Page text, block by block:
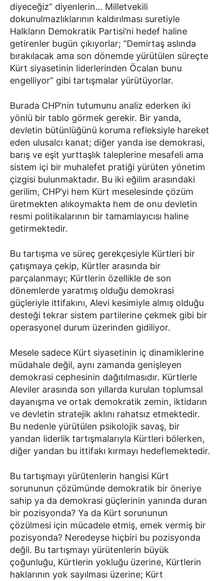
diyeceğiz” diyenlerin… Milletvekili
dokunulmazlıklarının kaldırılması suretiyle
Halkların Demokratik Partisi’ni hedef haline
getirenler bugün çıkıyorlar; “Demirtaş aslında
bırakılacak ama son dönemde yürütülen süreçte
Kürt siyasetinin liderlerinden Öcalan bunu
engelliyor” gibi tartışmalar yürütüyorlar.
Burada CHP’nin tutumunu analiz ederken iki
yönlü bir tablo görmek gerekir. Bir yanda,
devletin bütünlüğünü koruma refleksiyle hareket
eden ulusalcı kanat; diğer yanda ise demokrasi,
barış ve eşit yurttaşlık taleplerine mesafeli ama
sistem içi bir muhalefet pratiği yürüten yönetim
çizgisi bulunmaktadır. Bu iki eğilim arasındaki
gerilim, CHP’yi hem Kürt meselesinde çözüm
üretmekten alıkoymakta hem de onu devletin
resmi politikalarının bir tamamlayıcısı haline
getirmektedir.
Bu tartışma ve süreç gerekçesiyle Kürtleri bir
çatışmaya çekip, Kürtler arasında bir
parçalanmayı; Kürtlerin özellikle de son
dönemlerde yaratmış olduğu demokrasi
güçleriyle ittifakını, Alevi kesimiyle almış olduğu
desteği tekrar sistem partilerine çekmek gibi bir
operasyonel durum üzerinden gidiliyor.
Mesele sadece Kürt siyasetinin iç dinamiklerine
müdahale değil, aynı zamanda genişleyen
demokrasi cephesinin dağıtılmasıdır. Kürtlerle
Aleviler arasında son yıllarda kurulan toplumsal
dayanışma ve ortak demokratik zemin, iktidarın
ve devletin stratejik aklını rahatsız etmektedir.
Bu nedenle yürütülen psikolojik savaş, bir
yandan liderlik tartışmalarıyla Kürtleri bölerken,
diğer yandan bu ittifakı kırmayı hedeflemektedir.
Bu tartışmayı yürütenlerin hangisi Kürt
sorununun çözümünde demokratik bir öneriye
sahip ya da demokrasi güçlerinin yanında duran
bir pozisyonda? Ya da Kürt sorununun
çözülmesi için mücadele etmiş, emek vermiş bir
pozisyonda? Neredeyse hiçbiri bu pozisyonda
değil. Bu tartışmayı yürütenlerin büyük
çoğunluğu, Kürtlerin yokluğu üzerine, Kürtlerin
haklarının yok sayılması üzerine; Kürt